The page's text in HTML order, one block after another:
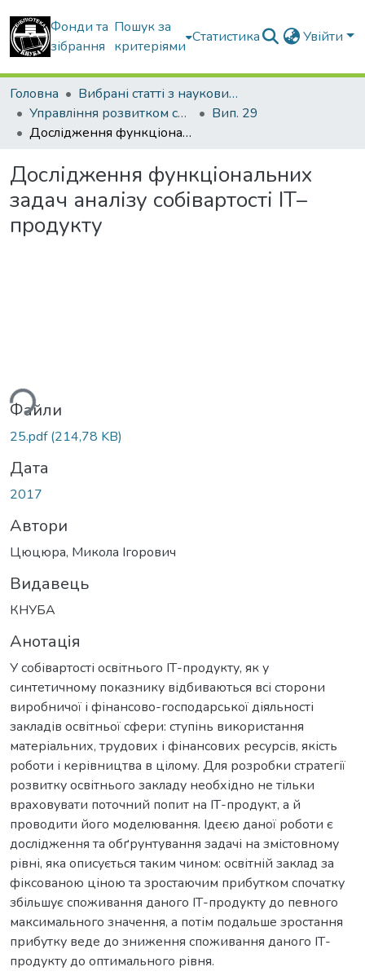
Фонди та
зібрання
Пошук за
критеріями
Статистика Увійти
Головна
Вибрані статті з наукових збірників КНУБА
Управління розвитком складних систем
Вип. 29
Дослідження функціональних задач аналізу собівартості ІТ–продукту
Дослідження функціональних
задач аналізу собівартості ІТ–
продукту
Файли
25.pdf(214,78 KB)
Дата
2017
Автори
Цюцюра, Микола Ігорович
Видавець
КНУБА
Анотація
У собівартості освітнього ІТ-продукту, як у
синтетичному показнику відбиваються всі сторони
виробничої і фінансово-господарської діяльності
закладів освітньої сфери: ступінь використання
матеріальних, трудових і фінансових ресурсів, якість
роботи і керівництва в цілому. Для розробки стратегії
розвитку освітнього закладу необхідно не тільки
враховувати поточний попит на ІТ-продукт, а й
проводити його моделювання. Ідеєю даної роботи є
дослідження та обґрунтування задачі на змістовному
рівні, яка описується таким чином: освітній заклад за
фіксованою ціною та зростаючим прибутком спочатку
збільшує споживання даного ІТ-продукту до певного
максимального значення, а потім подальше зростання
прибутку веде до зниження споживання даного ІТ-
продукту до оптимального рівня.